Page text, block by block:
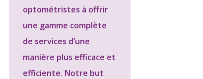
optométristes à offrir
une gamme complète
de services d’une
manière plus efficace et
efficiente. Notre but